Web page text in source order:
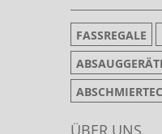
FASSREGALE
ÜBER UNS